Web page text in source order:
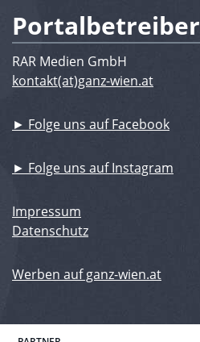
Portalbetreiber
RAR Medien GmbH
kontakt(at)ganz-wien.at
► Folge uns auf Facebook
► Folge uns auf Instagram
Impressum
Datenschutz
Werben auf ganz-wien.at